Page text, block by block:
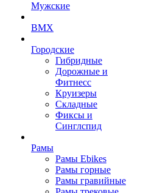
Мужские
BMX
Городские
Гибридные
Дорожные и
Фитнесс
Круизеры
Складные
Фиксы и
Синглспид
Рамы
Рамы Ebikes
Рамы горные
Рамы гравийные